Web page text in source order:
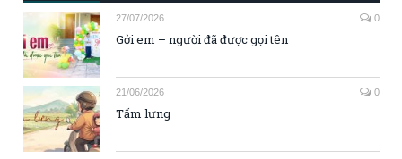
27/07/2026 0
Gởi em – người đã được gọi tên
21/06/2026 0
Tấm lưng